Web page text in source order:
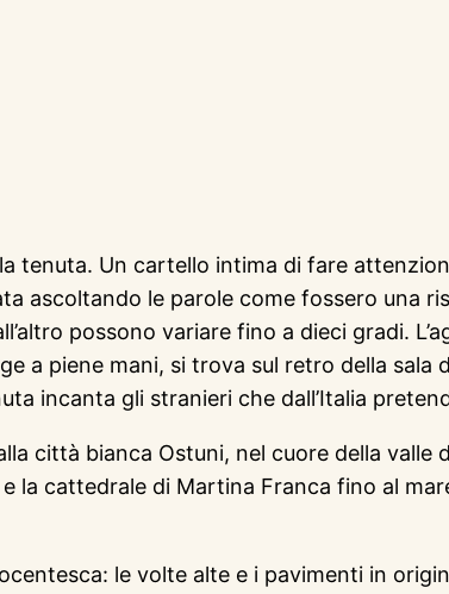
tenuta. Un cartello intima di fare
ascoltando le parole come fossero una
possono variare fino a dieci gradi.
a piene mani, si trova sul retro della sala
incanta gli stranieri che dall’Italia
città bianca Ostuni, nel cuore della valle
cattedrale di Martina Franca fino al
le volte alte e i pavimenti in